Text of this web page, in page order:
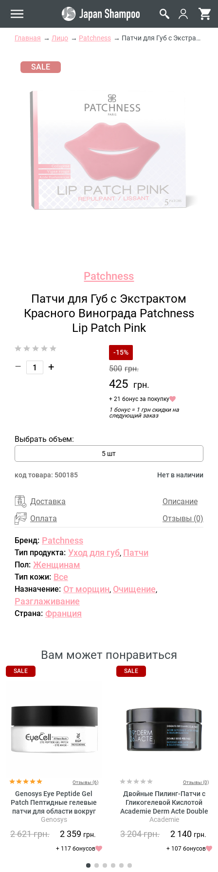
Главная Лицо Patchness Патчи для Губ с Экстрактом Красного Винограда Patchness Lip Patch Pink
SALE
Patchness
Патчи для Губ с Экстрактом
Красного Винограда Patchness
Lip Patch Pink
– +
-15%
500 грн.
425 грн.
+ 21 бонус за покупку
1 бонус = 1 грн скидки на
следующий заказ
Выбрать объем:
5 шт
код товара: 500185 Нет в наличии
Доставка
Оплата
Описание
Отзывы (0)
Бренд: Patchness
Тип продукта: Уход для губ, Патчи
Пол: Женщинам
Тип кожи: Все
Назначение: От морщин, Очищение,
Разглаживание
Страна: Франция
Вам может понравиться
SALE
Отзывы (6)
Genosys Eye Peptide Gel
Patch Пептидные гелевые
патчи для области вокруг
глаз
Genosys
2 621грн. 2 359 грн.
+ 117 бонусов
SALE
Отзывы (0)
Двойные Пилинг-Патчи с
Гликогелевой Кислотой
Academie Derm Acte Double
Sided Peel Pads
Academie
3 204грн. 2 140 грн.
+ 107 бонусов